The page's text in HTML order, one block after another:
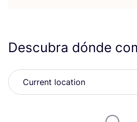
Descubra dónde